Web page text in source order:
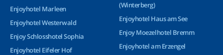
Enjoyhotel Marleen
Enjoyhotel Westerwald
Enjoy Schlosshotel Sophia
Enjoyhotel Eifeler Hof
(Winterberg)
Enjoyhotel Haus am See
Enjoy Moezelhotel Bremm
Enjoyhotel am Erzengel